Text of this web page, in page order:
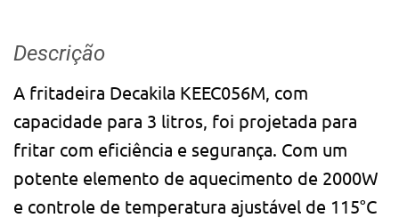
Descrição
A fritadeira Decakila KEEC056M, com
capacidade para 3 litros, foi projetada para
fritar com eficiência e segurança. Com um
potente elemento de aquecimento de 2000W
e controle de temperatura ajustável de 115°C